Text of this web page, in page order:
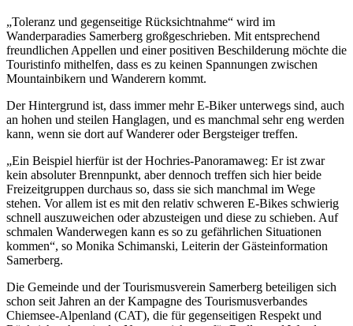
„Toleranz und gegenseitige Rücksichtnahme“ wird im
Wanderparadies Samerberg großgeschrieben. Mit entsprechend
freundlichen Appellen und einer positiven Beschilderung möchte die
Touristinfo mithelfen, dass es zu keinen Spannungen zwischen
Mountainbikern und Wanderern kommt.
Der Hintergrund ist, dass immer mehr E-Biker unterwegs sind, auch
an hohen und steilen Hanglagen, und es manchmal sehr eng werden
kann, wenn sie dort auf Wanderer oder Bergsteiger treffen.
„Ein Beispiel hierfür ist der Hochries-Panoramaweg: Er ist zwar
kein absoluter Brennpunkt, aber dennoch treffen sich hier beide
Freizeitgruppen durchaus so, dass sie sich manchmal im Wege
stehen. Vor allem ist es mit den relativ schweren E-Bikes schwierig
schnell auszuweichen oder abzusteigen und diese zu schieben. Auf
schmalen Wanderwegen kann es so zu gefährlichen Situationen
kommen“, so Monika Schimanski, Leiterin der Gästeinformation
Samerberg.
Die Gemeinde und der Tourismusverein Samerberg beteiligen sich
schon seit Jahren an der Kampagne des Tourismusverbandes
Chiemsee-Alpenland (CAT), die für gegenseitigen Respekt und